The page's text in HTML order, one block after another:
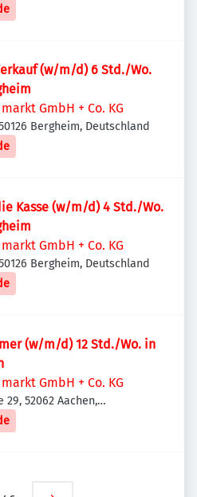
(w/m/d) 6 Std./Wo.
GmbH + Co. KG
Bergheim, Deutschland
Kasse (w/m/d) 4 Std./Wo.
GmbH + Co. KG
Bergheim, Deutschland
(w/m/d) 12 Std./Wo. in
GmbH + Co. KG
52062 Aachen,